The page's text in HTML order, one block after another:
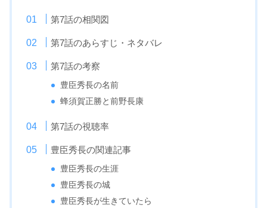
第7話の相関図
第7話のあらすじ・ネタバレ
第7話の考察
豊臣秀長の名前
蜂須賀正勝と前野長康
第7話の視聴率
豊臣秀長の関連記事
豊臣秀長の生涯
豊臣秀長の城
豊臣秀長が生きていたら